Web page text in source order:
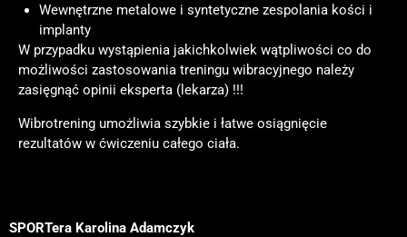
Wewnętrzne metalowe i syntetyczne zespolania kości i
implanty
W przypadku wystąpienia jakichkolwiek wątpliwości co do
możliwości zastosowania treningu wibracyjnego należy
zasięgnąć opinii eksperta (lekarza) !!!
Wibrotrening umożliwia szybkie i łatwe osiągnięcie
rezultatów w ćwiczeniu całego ciała.
SPORTera Karolina Adamczyk